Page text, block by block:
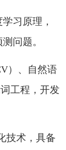
习原理，
问题。
）、自然语
工程，开发
技术，具备